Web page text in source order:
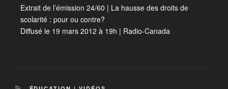
Extrait de l’émission 24/60 | La hausse des droits de
scolarité : pour ou contre?
Diffusé le 19 mars 2012 à 19h | Radio-Canada